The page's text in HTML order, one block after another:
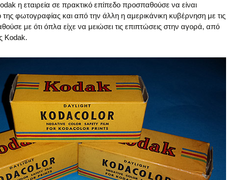
η εταιρεία σε πρακτικό επίπεδο προσπαθούσε να είναι
φωτογραφίας και από την άλλη η αμερικάνικη κυβέρνηση με τις
με ότι όπλα είχε να μειώσει τις επιπτώσεις στην αγορά, από
Kodak.